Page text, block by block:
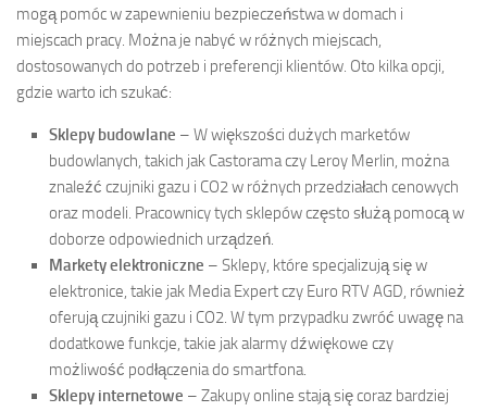
mogą pomóc w zapewnieniu bezpieczeństwa w domach i
miejscach pracy. Można je nabyć w różnych miejscach,
dostosowanych do potrzeb i preferencji klientów. Oto kilka opcji,
gdzie warto ich szukać:
Sklepy budowlane – W większości dużych marketów
budowlanych, takich jak Castorama czy Leroy Merlin, można
znaleźć czujniki gazu i CO2 w różnych przedziałach cenowych
oraz modeli. Pracownicy tych sklepów często służą pomocą w
doborze odpowiednich urządzeń.
Markety elektroniczne – Sklepy, które specjalizują się w
elektronice, takie jak Media Expert czy Euro RTV AGD, również
oferują czujniki gazu i CO2. W tym przypadku zwróć uwagę na
dodatkowe funkcje, takie jak alarmy dźwiękowe czy
możliwość podłączenia do smartfona.
Sklepy internetowe – Zakupy online stają się coraz bardziej